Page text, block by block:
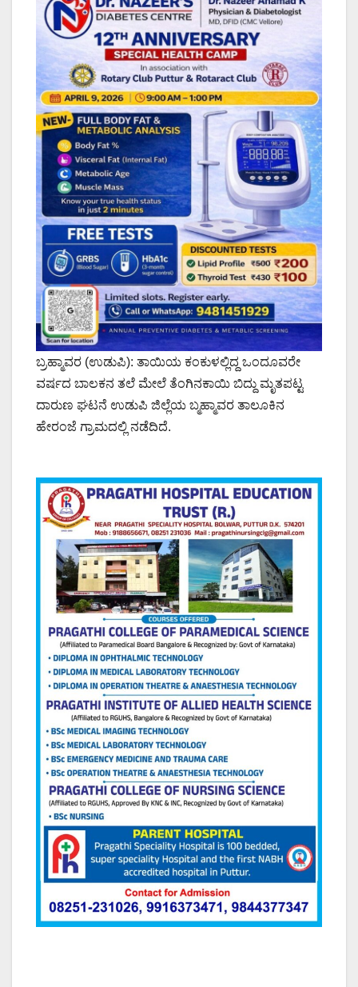
ಬ್ರಹ್ಮಾವರ (ಉಡುಪಿ): ತಾಯಿಯ ಕಂಕುಳಲ್ಲಿದ್ದ ಒಂದೂವರೇ
ವರ್ಷದ ಬಾಲಕನ ತಲೆ ಮೇಲೆ ತೆಂಗಿನಕಾಯಿ ಬಿದ್ದು ಮೃತಪಟ್ಟ
ದಾರುಣ ಘಟನೆ ಉಡುಪಿ ಜಿಲ್ಲೆಯ ಬ್ಮಹ್ಮಾವರ ತಾಲೂಕಿನ
ಹೇರಂಜೆ ಗ್ರಾಮದಲ್ಲಿ ನಡೆದಿದೆ.